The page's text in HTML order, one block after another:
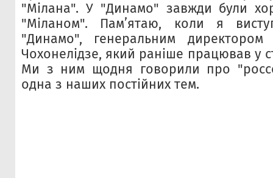
"Мілана". У "Динамо" завжди були
"Міланом". Пам’ятаю, коли я
"Динамо", генеральним
Чохонелідзе, який раніше працював у
Ми з ним щодня говорили про
одна з наших постійних тем.